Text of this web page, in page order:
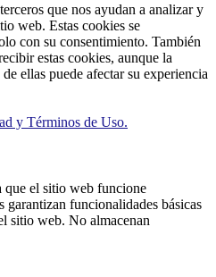
que nos ayudan a analizar y
web. Estas cookies se
con su consentimiento. También
estas cookies, aunque la
ellas puede afectar su experiencia
y Términos de Uso.
que el sitio web funcione
garantizan funcionalidades básicas
sitio web. No almacenan